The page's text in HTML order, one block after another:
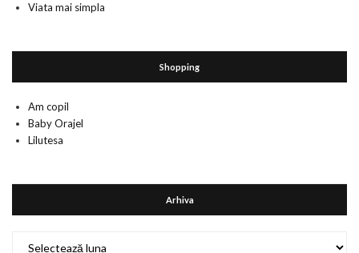
Viata mai simpla
Shopping
Am copil
Baby Orajel
Lilutesa
Arhiva